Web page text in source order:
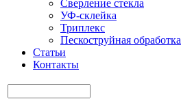
Сверление стекла
УФ-склейка
Триплекс
Пескоструйная обработка
Статьи
Контакты